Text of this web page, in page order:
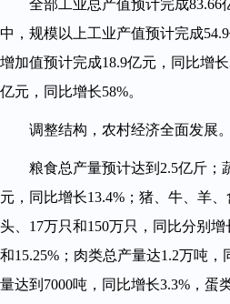
全部工业总产值预计完成83.66
中，规模以上工业产值预计完成
增加值预计完成18.9亿元，同比增
亿元，同比增长58%。
调整结构，农村经济全面发展。
粮食总产量预计达到2.5亿斤；
元，同比增长13.4%；猪、牛、羊
头、17万只和150万只，同比分别增
和15.25%；肉类总产量达1.2万吨，
量达到7000吨，同比增长3.3%，蛋